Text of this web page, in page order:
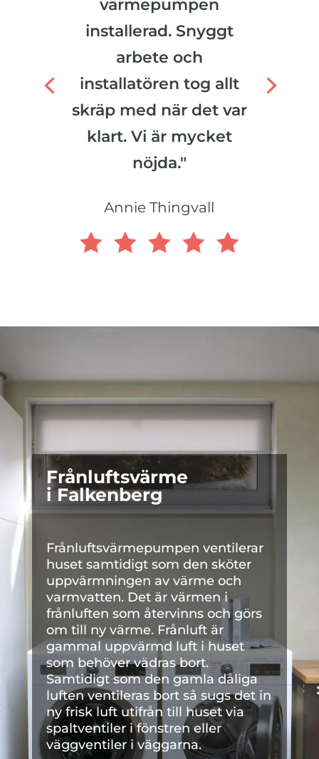
värmepumpen
installerad. Snyggt
arbete och
installatören tog allt
skräp med när det var
klart. Vi är mycket
nöjda."
Annie Thingvall
    
Frånluftsvärme
i Falkenberg
Frånluftsvärmepumpen ventilerar
huset samtidigt som den sköter
uppvärmningen av värme och
varmvatten. Det är värmen i
frånluften som återvinns och görs
om till ny värme. Frånluft är
gammal uppvärmd luft i huset
som behöver vädras bort.
Samtidigt som den gamla dåliga
luften ventileras bort så sugs det in
ny frisk luft utifrån till huset via
spaltventiler i fönstren eller
väggventiler i väggarna.